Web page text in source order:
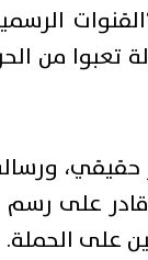
تعبوا من
على
على الحملة.